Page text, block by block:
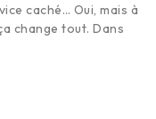
caché… Oui, mais à
change tout. Dans